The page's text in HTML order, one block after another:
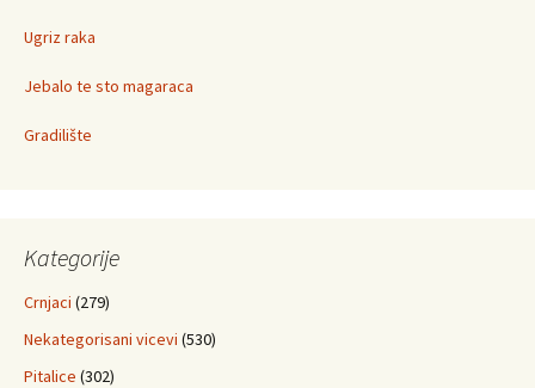
Ugriz raka
Jebalo te sto magaraca
Gradilište
Kategorije
Crnjaci (279)
Nekategorisani vicevi (530)
Pitalice (302)